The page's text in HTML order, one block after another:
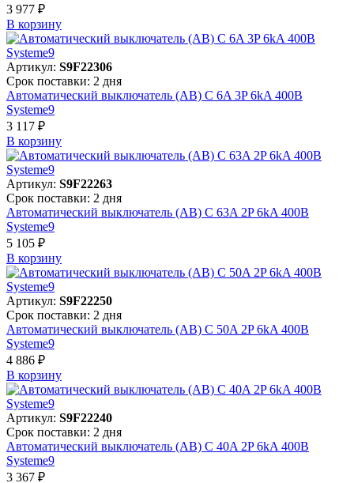
3 977 ₽
В корзинy
Артикул: S9F22306
Срок поставки: 2 дня
Автоматический выключатель (АВ) C 6A 3P 6kA 400В
Systeme9
3 117 ₽
В корзинy
Артикул: S9F22263
Срок поставки: 2 дня
Автоматический выключатель (АВ) C 63A 2P 6kA 400В
Systeme9
5 105 ₽
В корзинy
Артикул: S9F22250
Срок поставки: 2 дня
Автоматический выключатель (АВ) C 50A 2P 6kA 400В
Systeme9
4 886 ₽
В корзинy
Артикул: S9F22240
Срок поставки: 2 дня
Автоматический выключатель (АВ) C 40A 2P 6kA 400В
Systeme9
3 367 ₽